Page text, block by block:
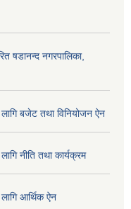
षडानन्द नगरपालिका,
बजेट तथा विनियोजन ऐन
नीति तथा कार्यक्रम
आर्थिक ऐन